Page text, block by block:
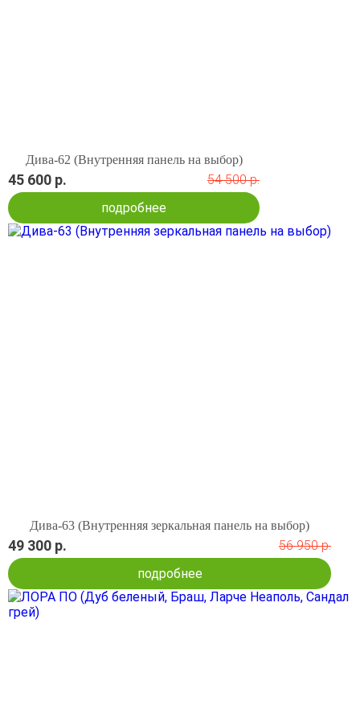
Дива-62 (Внутренняя панель на выбор)
45 600 р.
54 500 р.
подробнее
Дива-63 (Внутренняя зеркальная панель на выбор)
49 300 р.
56 950 р.
подробнее